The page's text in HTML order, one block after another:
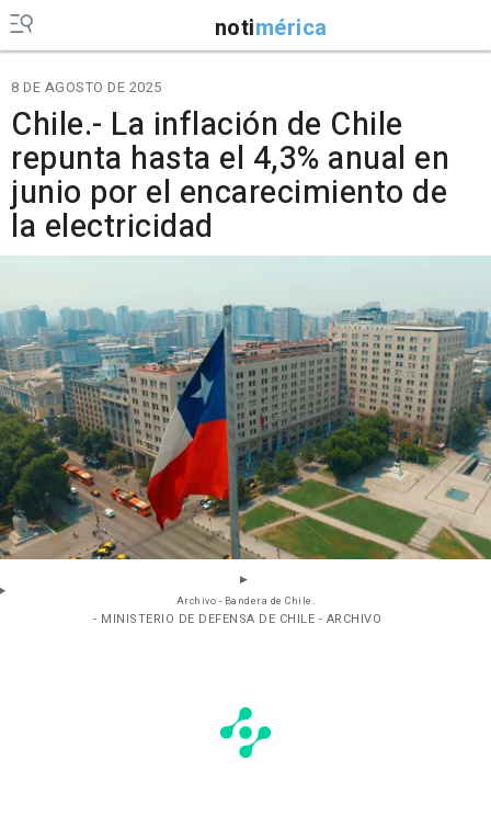
notimérica
8 DE AGOSTO DE 2025
Chile.- La inflación de Chile
repunta hasta el 4,3% anual en
junio por el encarecimiento de
la electricidad
Archivo - Bandera de Chile.
- MINISTERIO DE DEFENSA DE CHILE - ARCHIVO